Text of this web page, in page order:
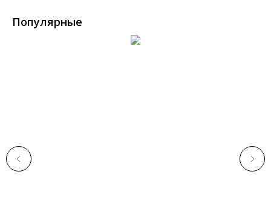
Популярные